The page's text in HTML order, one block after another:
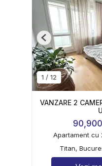
1 / 12
Previous
VANZARE 2
Apartament cu
Titan,